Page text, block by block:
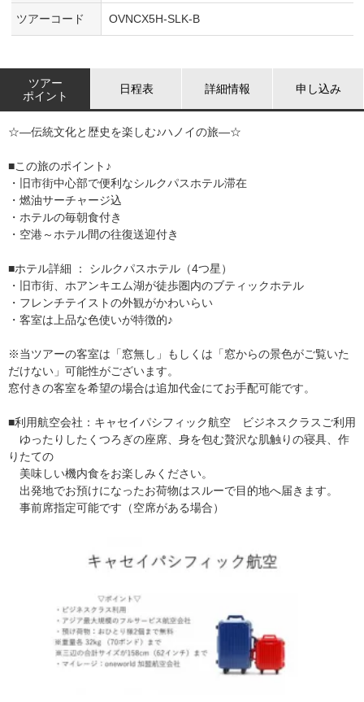
ツアーコード OVNCX5H-SLK-B
ツアー
ポイント
日程表 詳細情報 申し込み
☆―伝統文化と歴史を楽しむ♪ハノイの旅―☆
■この旅のポイント♪
・旧市街中心部で便利なシルクパスホテル滞在
・燃油サーチャージ込
・ホテルの毎朝食付き
・空港～ホテル間の往復送迎付き
■ホテル詳細 ： シルクパスホテル（4つ星）
・旧市街、ホアンキエム湖が徒歩圏内のブティックホテル
・フレンチテイストの外観がかわいらい
・客室は上品な色使いが特徴的♪
※当ツアーの客室は「窓無し」もしくは「窓からの景色がご覧いた
だけない」可能性がございます。
窓付きの客室を希望の場合は追加代金にてお手配可能です。
■利用航空会社：キャセイパシフィック航空 ビジネスクラスご利用
ゆったりしたくつろぎの座席、身を包む贅沢な肌触りの寝具、作
りたての
美味しい機内食をお楽しみください。
出発地でお預けになったお荷物はスルーで目的地へ届きます。
事前席指定可能です（空席がある場合）